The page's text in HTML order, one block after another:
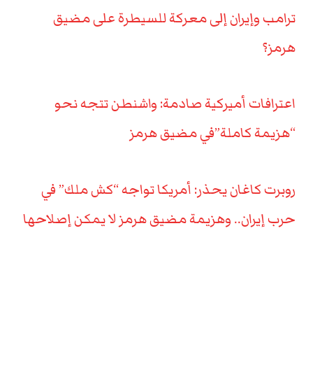
ترامب وإيران إلى معركة للسيطرة على مضيق
هرمز؟
اعترافات أميركية صادمة: واشنطن تتجه نحو
“هزيمة كاملة”في مضيق هرمز
روبرت كاغان يحذر: أمريكا تواجه “كش ملك” في
حرب إيران.. وهزيمة مضيق هرمز لا يمكن إصلاحها